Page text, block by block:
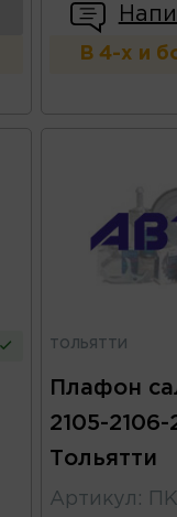
В 4-х и
ТОЛЬЯТТИ
Плафон
2105-2106-
Тольятти
Артикул :